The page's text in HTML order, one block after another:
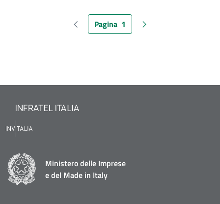
Pagina precedente
Pagina attuale
Pagina 1
Pagina successiva
Ministero delle Imprese
e del Made in Italy